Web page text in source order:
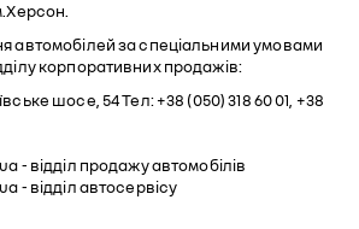
автомобілей за спеціальними умовами
корпоративних продажів:
шосе, 54 Тел: +38 (050) 318 60 01, +38
- відділ продажу автомобілів
- відділ автосервісу